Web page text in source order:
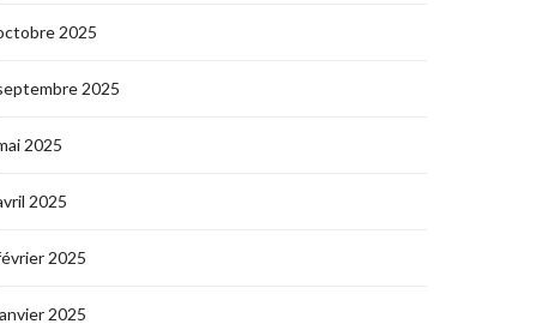
2025
2025
2025
2025
2025
2025